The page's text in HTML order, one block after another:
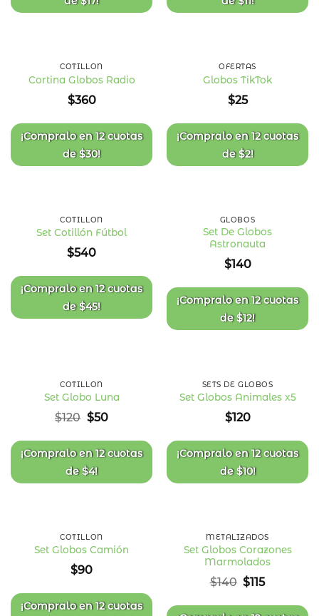
de
deseos
COTILLÓN
Cortina Globos Radio
$360
¡Compralo en12 cuotas
de$30!
de
deseos
OFERTAS
Globos TikTok
$25
¡Compralo en12 cuotas
de$2!
de
deseos
COTILLÓN
Set Cotillón Fútbol
$540
¡Compralo en12 cuotas
de$45!
GLOBOS
Set De Globos
Astronauta
$140
¡Compralo en12 cuotas
de$12!
de
deseos
COTILLÓN
Set Globo Luna
$120 El
original
era:
$120.
$50El
actual
es:
$50.
¡Compralo en12 cuotas
de$4!
de
deseos
SETS DE GLOBOS
Set Globos Animales x5
$120
¡Compralo en12 cuotas
de$10!
de
deseos
COTILLÓN
Set Globos Camión
$90
¡Compralo en12 cuotas
METALIZADOS
Set Globos Corazones
Marmolados
$140 El
original
$115El
actual